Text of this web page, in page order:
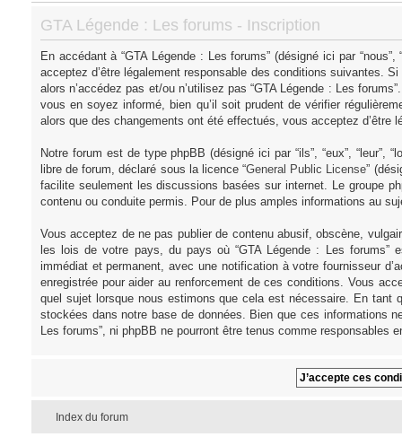
GTA Légende : Les forums - Inscription
En accédant à “GTA Légende : Les forums” (désigné ici par
acceptez d’être légalement responsable des conditions suivantes.
alors n’accédez pas et/ou n’utilisez pas “GTA Légende : Les
vous en soyez informé, bien qu’il soit prudent de vérifier
alors que des changements ont été effectués, vous acceptez
Notre forum est de type phpBB (désigné ici par “ils”, “eux”, “leur”,
libre de forum, déclaré sous la licence “General Public License”
facilite seulement les discussions basées sur internet. Le groupe
contenu ou conduite permis. Pour de plus amples informations au
Vous acceptez de ne pas publier de contenu abusif, obscène,
les lois de votre pays, du pays où “GTA Légende : Les
immédiat et permanent, avec une notification à votre fournisseur
enregistrée pour aider au renforcement de ces conditions. Vous
quel sujet lorsque nous estimons que cela est nécessaire. En tant
stockées dans notre base de données. Bien que ces informations
Les forums”, ni phpBB ne pourront être tenus comme
Index du forum